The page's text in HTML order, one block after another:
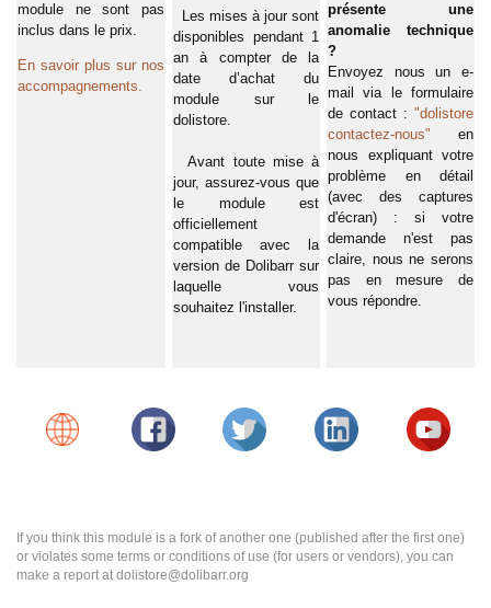
module ne sont pas
inclus dans le prix.
En savoir plus sur nos
accompagnements.
Les mises à jour sont
disponibles pendant 1
an à compter de la
date d’achat du
module sur le
dolistore.
Avant toute mise à
jour, assurez-vous que
le module est
officiellement
compatible avec la
version de Dolibarr sur
laquelle vous
souhaitez l'installer.
présente une
anomalie technique
?
Envoyez nous un e-
mail via le formulaire
de contact : "dolistore
contactez-nous" en
nous expliquant votre
problème en détail
(avec des captures
d'écran) : si votre
demande n'est pas
claire, nous ne serons
pas en mesure de
vous répondre.
If you think this module is a fork of another one (published after the first one)
or violates some terms or conditions of use (for users or vendors), you can
make a report at dolistore@dolibarr.org